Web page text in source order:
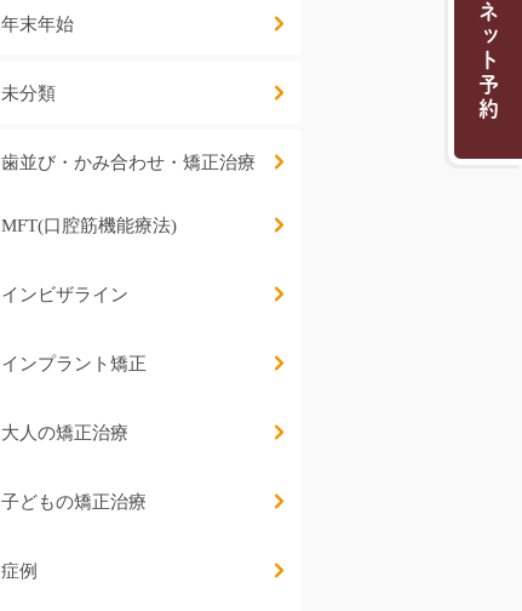
年末年始
未分類
歯並び・かみ合わせ・矯正治療
MFT(口腔筋機能療法)
インビザライン
インプラント矯正
大人の矯正治療
子どもの矯正治療
症例
ネット予約